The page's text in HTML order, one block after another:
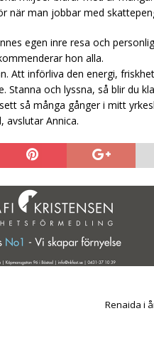
när man jobbar med
egen inre resa och
hon alla.
Att införliva den energi,
och lyssna, så blir du
så många gånger i mitt
avslutar Annica.
Renaida i